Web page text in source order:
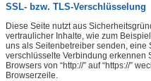
SSL- bzw. TLS-Verschlüsselung
Diese Seite nutzt aus
vertraulicher Inhalte, wie zum
uns als Seitenbetreiber senden, eine
verschlüsselte Verbindung erkennen
Browsers von “http://” auf “https://”
Browserzeile.